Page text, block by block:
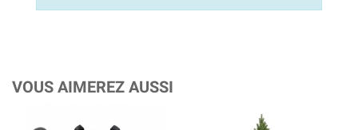
VOUS AIMEREZ AUSSI